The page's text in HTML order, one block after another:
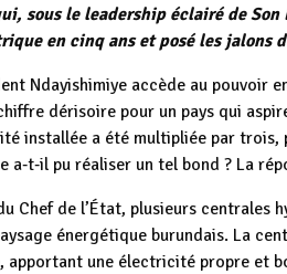
sous le leadership éclairé de
en cinq ans et posé les jalons
Ndayishimiye accède au pouvoir
dérisoire pour un pays qui
installée a été multipliée par trois,
a‑t‑il pu réaliser un tel bond ? La
Chef de l’État, plusieurs
énergétique burundais. La
apportant une électricité propre et